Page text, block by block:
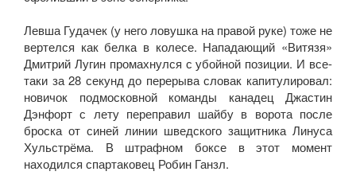
Левша Гудачек (у него ловушка на правой руке) тоже не
вертелся как белка в колесе. Нападающий «Витязя»
Дмитрий Лугин промахнулся с убойной позиции. И все-
таки за 28 секунд до перерыва словак капитулировал:
новичок подмосковной команды канадец Джастин
Дэнфорт с лету переправил шайбу в ворота после
броска от синей линии шведского защитника Линуса
Хульстрёма. В штрафном боксе в этот момент
находился спартаковец Робин Ганзл.